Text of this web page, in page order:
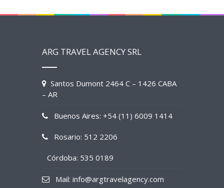
ARG TRAVEL AGENCY SRL
Santos Dumont 2464 C – 1426 CABA
– AR
Buenos Aires: +54 (11) 6009 1414
Rosario: 512 2206
Córdoba: 535 0189
Mail: info@argtravelagency.com